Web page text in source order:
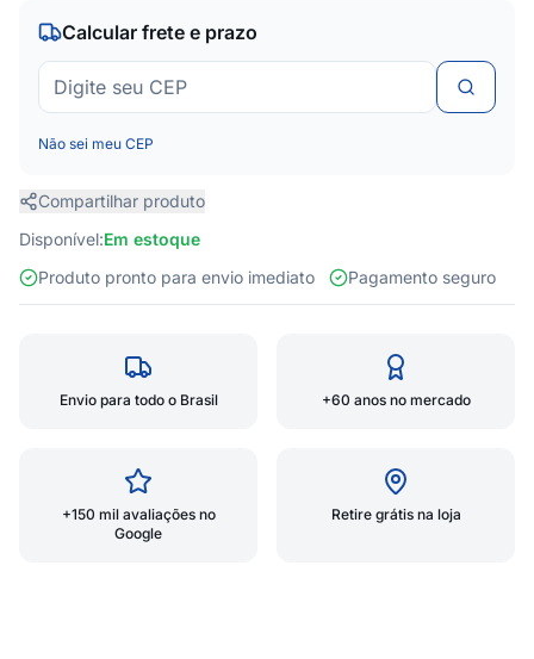
Calcular frete e prazo
Não sei meu CEP
Compartilhar produto
Disponível:Em estoque
Produto pronto para envio imediato
Pagamento seguro
Envio para todo o Brasil +60 anos no mercado
+150 mil avaliações no
Google
Retire grátis na loja